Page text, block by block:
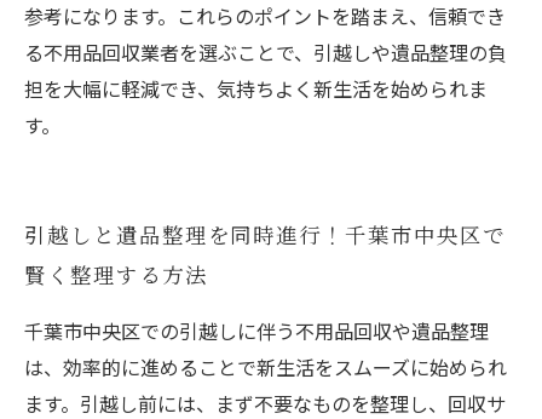
参考になります。これらのポイントを踏まえ、信頼でき
る不用品回収業者を選ぶことで、引越しや遺品整理の負
担を大幅に軽減でき、気持ちよく新生活を始められま
す。
引越しと遺品整理を同時進行！千葉市中央区で
賢く整理する方法
千葉市中央区での引越しに伴う不用品回収や遺品整理
は、効率的に進めることで新生活をスムーズに始められ
ます。引越し前には、まず不要なものを整理し、回収サ